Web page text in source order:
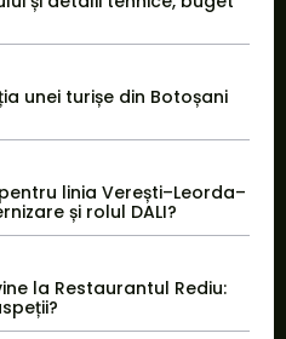
unei turișe din Botoșani
linia Verești–Leorda–
și rolul DALI?
la Restaurantul Rediu: